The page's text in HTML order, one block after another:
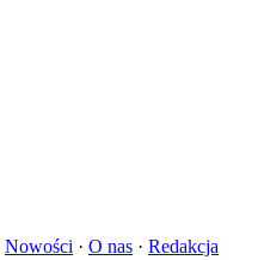
Nowości · O nas · Redakcja